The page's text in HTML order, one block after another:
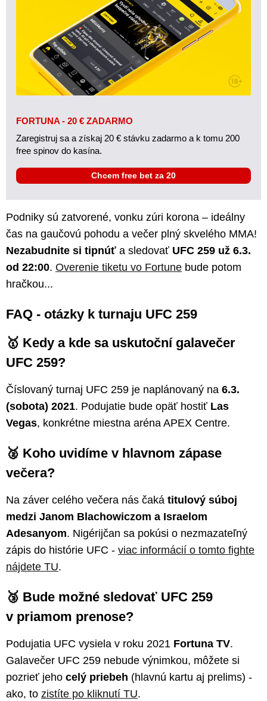
FORTUNA - 20 € ZADARMO
Zaregistruj sa a získaj 20 € stávku zadarmo a k tomu 200
free spinov do kasína.
Chcem free bet za 20
Podniky sú zatvorené, vonku zúri korona – ideálny
čas na gaučovú pohodu a večer plný skvelého MMA!
Nezabudnite si tipnúť a sledovať UFC 259 už 6.3.
od 22:00. Overenie tiketu vo Fortune bude potom
hračkou...
FAQ - otázky k turnaju UFC 259
🥇 Kedy a kde sa uskutoční galavečer
UFC 259?
Číslovaný turnaj UFC 259 je naplánovaný na 6.3.
(sobota) 2021. Podujatie bude opäť hostiť Las
Vegas, konkrétne miestna aréna APEX Centre.
🥈 Koho uvidíme v hlavnom zápase
večera?
Na záver celého večera nás čaká titulový súboj
medzi Janom Blachowiczom a Israelom
Adesanyom. Nigérijčan sa pokúsi o nezmazateľný
zápis do histórie UFC - viac informácií o tomto fighte
nájdete TU.
🥉 Bude možné sledovať UFC 259
v priamom prenose?
Podujatia UFC vysiela v roku 2021 Fortuna TV.
Galavečer UFC 259 nebude výnimkou, môžete si
pozrieť jeho celý priebeh (hlavnú kartu aj prelims) -
ako, to zistíte po kliknutí TU.